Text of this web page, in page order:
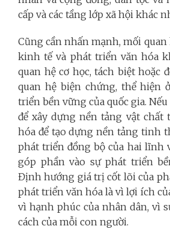
cấp và các tầng lớp xã hội khác
Cũng cần nhấn mạnh, mối
kinh tế và phát triển văn hóa
quan hệ cơ học, tách biệt hoặc
quan hệ biện chứng, thể hiện
triển bền vững của quốc gia.
để xây dựng nền tảng vật
hóa để tạo dựng nền tảng tinh
phát triển đồng bộ của hai lĩnh
góp phần vào sự phát triển
Định hướng giá trị cốt lõi của
phát triển văn hóa là vì lợi ích
vì hạnh phúc của nhân dân, vì
cách của mỗi con người.